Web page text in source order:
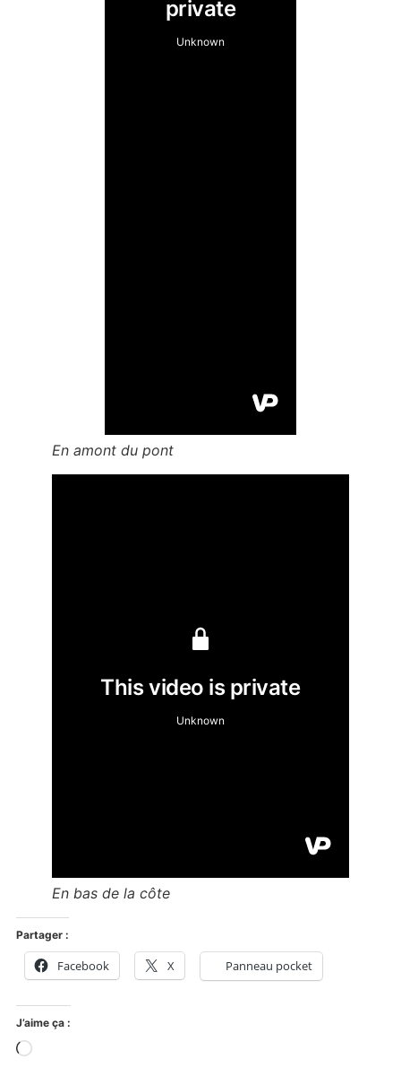
En amont du pont
En bas de la côte
Partager :
Facebook X Panneau pocket
J’aime ça :